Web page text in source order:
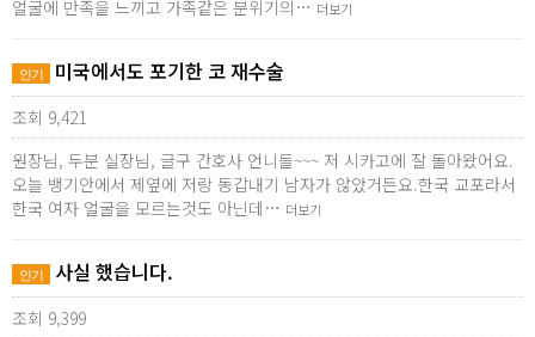
얼굴에 만족을 느끼고 가족같은 분위기의… 더보기
인기 미국에서도 포기한 코 재수술
조회 9,421
원장님, 두분 실장님, 글구 간호사 언니들~~~ 저 시카고에 잘 돌아왔어요.
오늘 뱅기안에서 제옆에 저랑 동갑내기 남자가 않았거든요.한국 교포라서
한국 여자 얼굴을 모르는것도 아닌데… 더보기
인기 사실 했습니다.
조회 9,399